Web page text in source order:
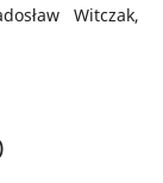
Witczak,